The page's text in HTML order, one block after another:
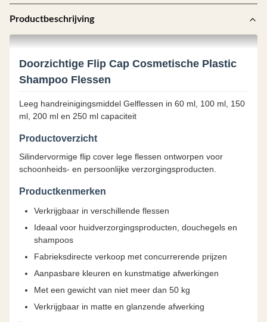
Productbeschrijving
Doorzichtige Flip Cap Cosmetische Plastic
Shampoo Flessen
Leeg handreinigingsmiddel Gelflessen in 60 ml, 100 ml, 150
ml, 200 ml en 250 ml capaciteit
Productoverzicht
Silindervormige flip cover lege flessen ontworpen voor
schoonheids- en persoonlijke verzorgingsproducten.
Productkenmerken
Verkrijgbaar in verschillende flessen
Ideaal voor huidverzorgingsproducten, douchegels en
shampoos
Fabrieksdirecte verkoop met concurrerende prijzen
Aanpasbare kleuren en kunstmatige afwerkingen
Met een gewicht van niet meer dan 50 kg
Verkrijgbaar in matte en glanzende afwerking